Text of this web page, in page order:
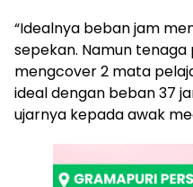
“Idealnya beban jam
sepekan. Namun tenaga
mengcover 2 mata
ideal dengan beban 37
ujarnya kepada awak